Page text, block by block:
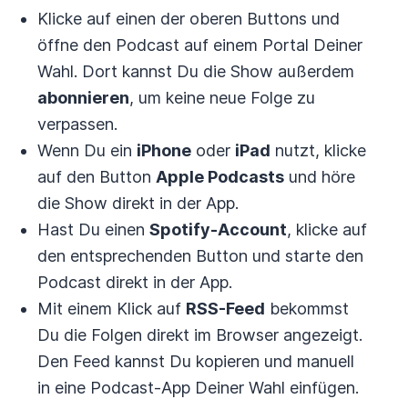
Klicke auf einen der oberen Buttons und
öffne den Podcast auf einem Portal Deiner
Wahl. Dort kannst Du die Show außerdem
abonnieren, um keine neue Folge zu
verpassen.
Wenn Du ein iPhone oder iPad nutzt, klicke
auf den Button Apple Podcasts und höre
die Show direkt in der App.
Hast Du einen Spotify-Account, klicke auf
den entsprechenden Button und starte den
Podcast direkt in der App.
Mit einem Klick auf RSS-Feed bekommst
Du die Folgen direkt im Browser angezeigt.
Den Feed kannst Du kopieren und manuell
in eine Podcast-App Deiner Wahl einfügen.